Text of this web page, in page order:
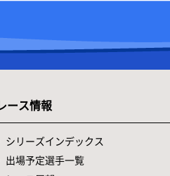
レース情報
シリーズインデックス
出場予定選手一覧